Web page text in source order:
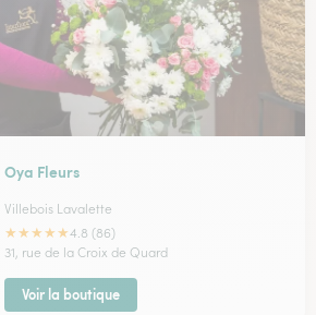
Oya Fleurs
Villebois Lavalette
★★★★★4.8 (86)
31, rue de la Croix de Quard
Voir la boutique